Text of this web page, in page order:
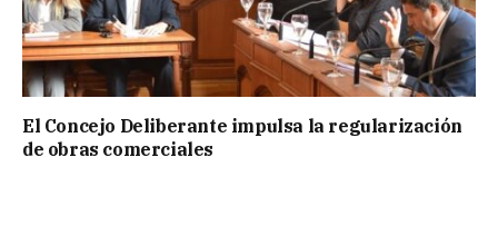
El Concejo Deliberante impulsa la regularización
de obras comerciales